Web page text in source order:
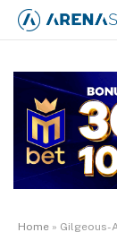
Home » Gilgeous-